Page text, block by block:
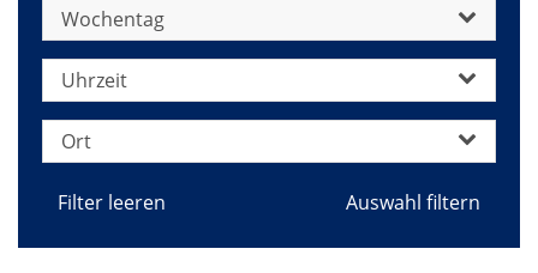
Wochentag
Uhrzeit
Ort
Filter leeren